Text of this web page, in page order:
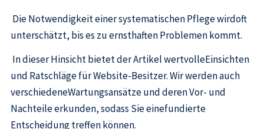
Die Notwendigkeit einer systematischen Pflege wirdoft
unterschätzt, bis es zu ernsthaften Problemen kommt.
In dieser Hinsicht bietet der Artikel wertvolleEinsichten
und Ratschläge für Website-Besitzer. Wir werden auch
verschiedeneWartungsansätze und deren Vor- und
Nachteile erkunden, sodass Sie einefundierte
Entscheidung treffen können.